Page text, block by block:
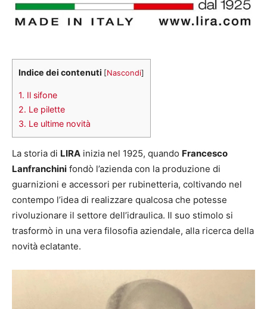
Indice dei contenuti [Nascondi]
1. Il sifone
2. Le pilette
3. Le ultime novità
La storia di LIRA inizia nel 1925, quando Francesco
Lanfranchini fondò l’azienda con la produzione di
guarnizioni e accessori per rubinetteria, coltivando nel
contempo l’idea di realizzare qualcosa che potesse
rivoluzionare il settore dell’idraulica. Il suo stimolo si
trasformò in una vera filosofia aziendale, alla ricerca della
novità eclatante.